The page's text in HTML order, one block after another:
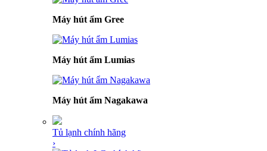
Máy hút ẩm Gree
Máy hút ẩm Lumias
Máy hút ẩm Nagakawa
Tủ lạnh chính hãng
›